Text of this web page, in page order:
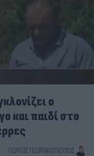
ο
και παιδί στο
ΓΙΏΡΓΟΣ ΓΕΩΡΓΑΚΌΠΟΥΛΟΣ